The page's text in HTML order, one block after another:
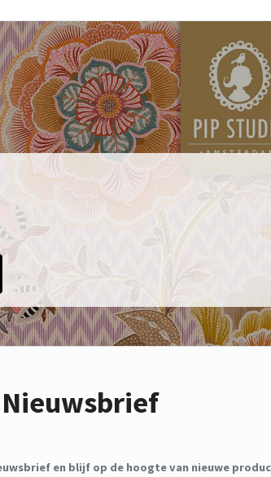
Nieuwsbrief
en blijf op de hoogte van nieuwe